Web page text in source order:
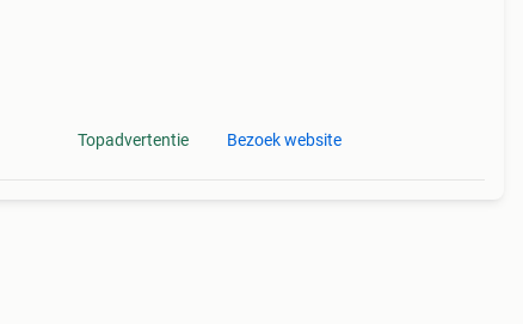
Topadvertentie Bezoek website